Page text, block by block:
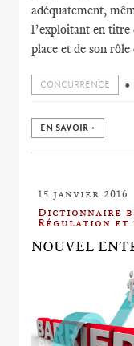
adéquatement,
l’exploitant en titre
place et de son rôle
CONCURRENCE
EN SAVOIR +
15 janvier 2016
Dictionnaire
Régulation et
NOUVEL